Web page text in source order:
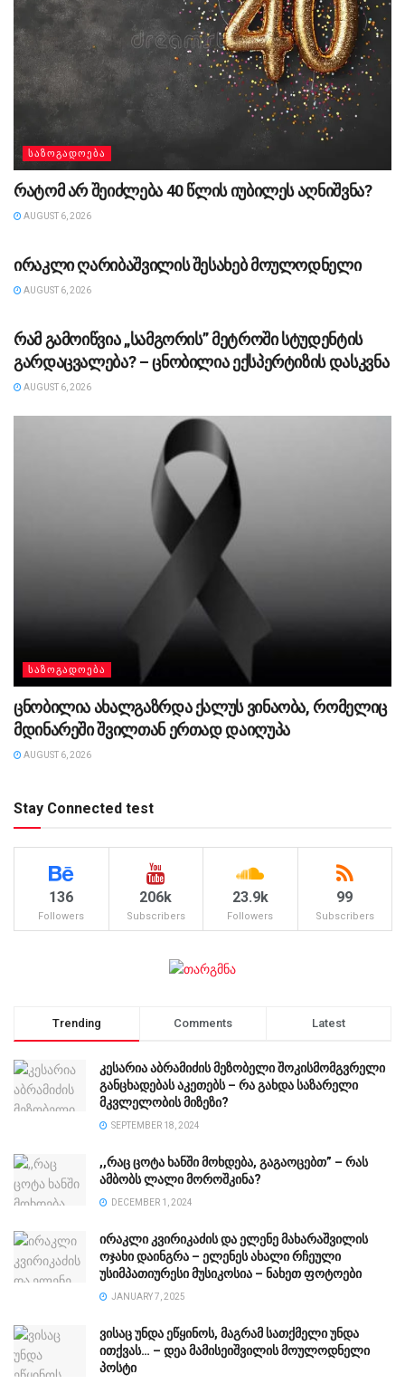
ᲡᲐᲖᲝᲒᲐᲓᲝᲔᲑᲐ
რატომ არ შეიძლება 40 წლის იუბილეს აღნიშვნა?
AUGUST 6, 2026
ირაკლი ღარიბაშვილის შესახებ მოულოდნელი
AUGUST 6, 2026
რამ გამოიწვია „სამგორის” მეტროში სტუდენტის
გარდაცვალება? – ცნობილია ექსპერტიზის დასკვნა
AUGUST 6, 2026
ᲡᲐᲖᲝᲒᲐᲓᲝᲔᲑᲐ
ცნობილია ახალგაზრდა ქალუს ვინაობა, რომელიც
მდინარეში შვილთან ერთად დაიღუპა
AUGUST 6, 2026
Stay Connected test
136
Followers
206k
Subscribers
23.9k
Followers
99
Subscribers
Trending Comments Latest
კესარია აბრამიძის მეზობელი შოკისმომგვრელი
განცხადებას აკეთებს – რა გახდა საზარელი
მკვლელობის მიზეზი?
SEPTEMBER 18, 2024
,,რაც ცოტა ხანში მოხდება, გაგაოცებთ” – რას
ამბობს ლალი მოროშკინა?
DECEMBER 1, 2024
ირაკლი კვირიკაძის და ელენე მახარაშვილის
ოჯახი დაინგრა – ელენეს ახალი რჩეული
უსიმპათიურესი მუსიკოსია – ნახეთ ფოტოები
JANUARY 7, 2025
ვისაც უნდა ეწყინოს, მაგრამ სათქმელი უნდა
ითქვას… – დეა მამისეიშვილის მოულოდნელი
პოსტი